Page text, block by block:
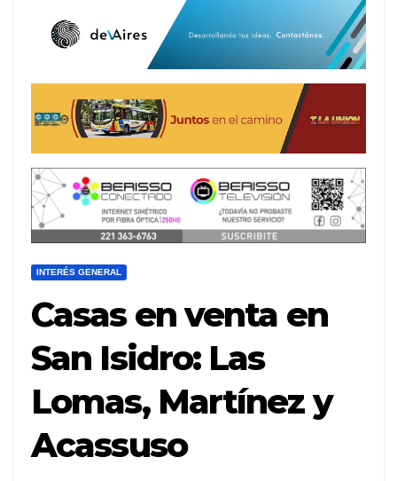
INTERÉS GENERAL
Casas en venta en
San Isidro: Las
Lomas, Martínez y
Acassuso